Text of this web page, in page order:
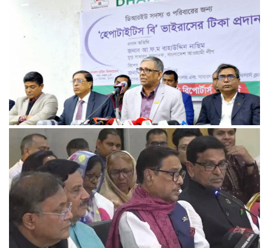
আমরা প্রতিদ্বন্দ্বিতাপূর্ণ নির্বাচন চাই: না‌ছিম